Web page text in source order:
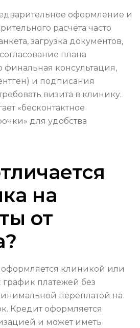
оформление и
расчёта часто
загрузка документов,
плана
финальная консультация,
и подписания
визита в клинику.
«бесконтактное
для удобства
на
от
оформляется клиникой или
платежей без
переплатой на
Кредит оформляется
и может иметь